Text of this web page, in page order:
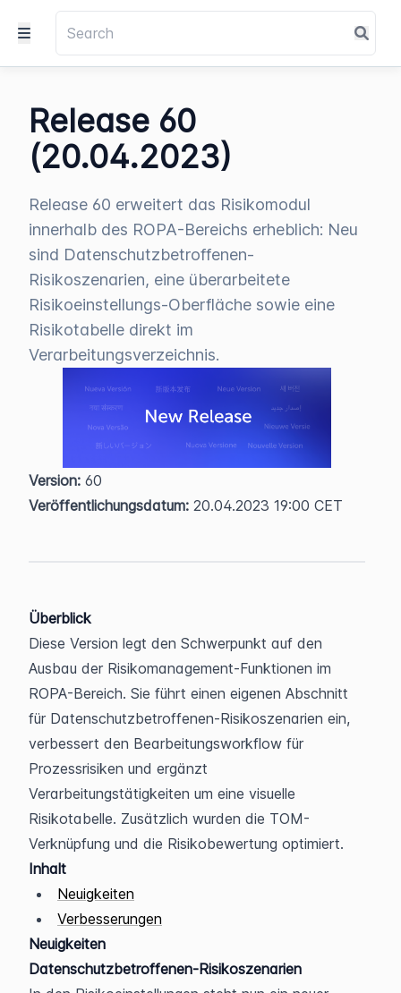
Release 60
(20.04.2023)
Release 60 erweitert das Risikomodul
innerhalb des ROPA-Bereichs erheblich: Neu
sind Datenschutzbetroffenen-
Risikoszenarien, eine überarbeitete
Risikoeinstellungs-Oberfläche sowie eine
Risikotabelle direkt im
Verarbeitungsverzeichnis.
Version: 60
Veröffentlichungsdatum: 20.04.2023 19:00 CET
Überblick
Diese Version legt den Schwerpunkt auf den
Ausbau der Risikomanagement-Funktionen im
ROPA-Bereich. Sie führt einen eigenen Abschnitt
für Datenschutzbetroffenen-Risikoszenarien ein,
verbessert den Bearbeitungsworkflow für
Prozessrisiken und ergänzt
Verarbeitungstätigkeiten um eine visuelle
Risikotabelle. Zusätzlich wurden die TOM-
Verknüpfung und die Risikobewertung optimiert.
Inhalt
Neuigkeiten
Verbesserungen
Neuigkeiten
Datenschutzbetroffenen-Risikoszenarien